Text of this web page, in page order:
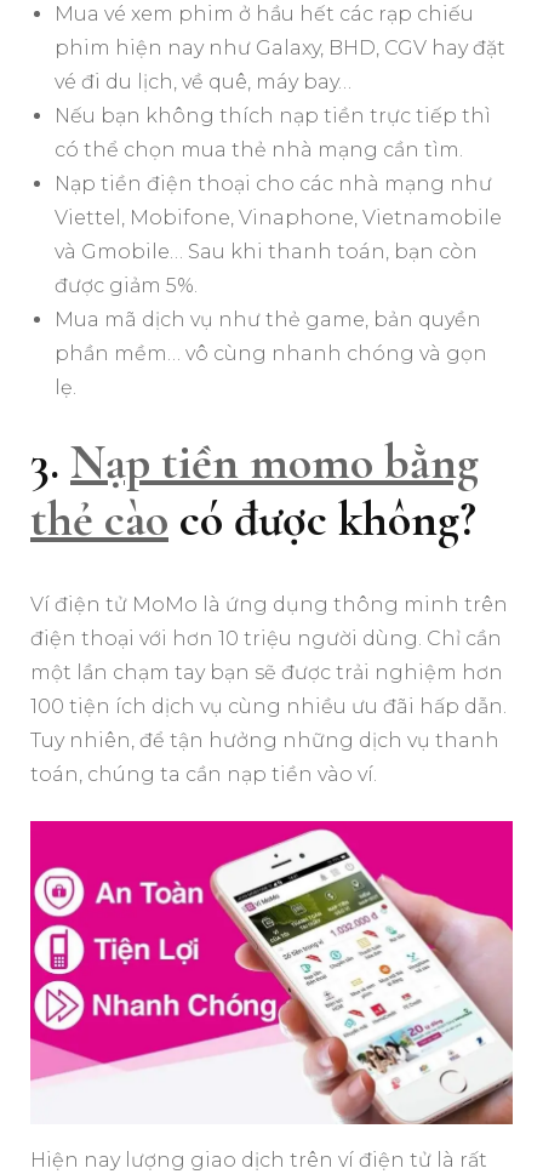
Mua vé xem phim ở hầu hết các rạp chiếu
phim hiện nay như Galaxy, BHD, CGV hay đặt
vé đi du lịch, về quê, máy bay…
Nếu bạn không thích nạp tiền trực tiếp thì
có thể chọn mua thẻ nhà mạng cần tìm.
Nạp tiền điện thoại cho các nhà mạng như
Viettel, Mobifone, Vinaphone, Vietnamobile
và Gmobile… Sau khi thanh toán, bạn còn
được giảm 5%.
Mua mã dịch vụ như thẻ game, bản quyền
phần mềm… vô cùng nhanh chóng và gọn
lẹ.
3. Nạp tiền momo bằng
thẻ cào có được không?
Ví điện tử MoMo là ứng dụng thông minh trên
điện thoại với hơn 10 triệu người dùng. Chỉ cần
một lần chạm tay bạn sẽ được trải nghiệm hơn
100 tiện ích dịch vụ cùng nhiều ưu đãi hấp dẫn.
Tuy nhiên, để tận hưởng những dịch vụ thanh
toán, chúng ta cần nạp tiền vào ví.
Hiện nay lượng giao dịch trên ví điện tử là rất